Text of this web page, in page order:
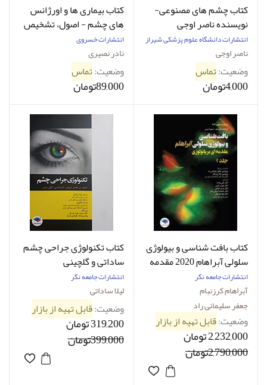
کتاب چشم های مصنوعی-
نویسنده ناصر اوجی
انتشارات دانشگاه ‌علوم‌ پزشکی‌ شیراز
ناصر اوجی
وضعیت:تماس
4,000تومان
کتاب بیماری ها و اورژانس
های چشم - اصول، تشخیص
و درمان-نویسنده نادر
نصیری
انتشارات خسروی
نادر نصیری
وضعیت:تماس
89,000تومان
کتاب بافت‌ شناسی و بیولوژی
سلولی آبراهام 2020 مقدمه‌
سلیمانی راد
انتشارات جامعه نگر
آبراهام کرزنبام
جعفر سلیمانی راد
وضعیت:قابل تهیه از بازار
2,232,000 تومان
2,790,000تومان
کتاب تکنولوژی جراحی چشم
ساداتی و گلچینی
انتشارات جامعه نگر
لیلا ساداتی
وضعیت:قابل تهیه از بازار
319,200 تومان
399,000تومان